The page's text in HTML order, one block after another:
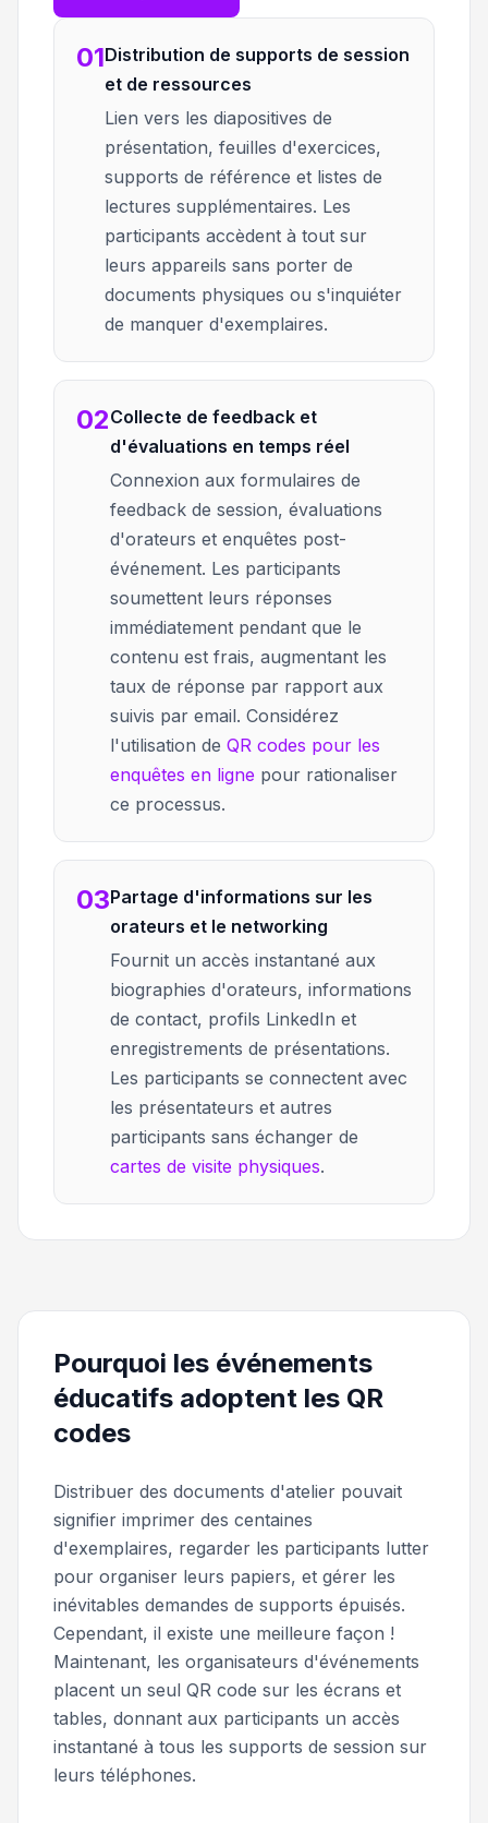
01Distribution de supports de session
et de ressources
Lien vers les diapositives de
présentation, feuilles d'exercices,
supports de référence et listes de
lectures supplémentaires. Les
participants accèdent à tout sur
leurs appareils sans porter de
documents physiques ou s'inquiéter
de manquer d'exemplaires.
02Collecte de feedback et
d'évaluations en temps réel
Connexion aux formulaires de
feedback de session, évaluations
d'orateurs et enquêtes post-
événement. Les participants
soumettent leurs réponses
immédiatement pendant que le
contenu est frais, augmentant les
taux de réponse par rapport aux
suivis par email. Considérez
l'utilisation de QR codes pour les
enquêtes en ligne pour rationaliser
ce processus.
03Partage d'informations sur les
orateurs et le networking
Fournit un accès instantané aux
biographies d'orateurs, informations
de contact, profils LinkedIn et
enregistrements de présentations.
Les participants se connectent avec
les présentateurs et autres
participants sans échanger de
cartes de visite physiques.
Pourquoi les événements
éducatifs adoptent les QR
codes
Distribuer des documents d'atelier pouvait
signifier imprimer des centaines
d'exemplaires, regarder les participants lutter
pour organiser leurs papiers, et gérer les
inévitables demandes de supports épuisés.
Cependant, il existe une meilleure façon !
Maintenant, les organisateurs d'événements
placent un seul QR code sur les écrans et
tables, donnant aux participants un accès
instantané à tous les supports de session sur
leurs téléphones.